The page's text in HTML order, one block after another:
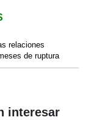
relaciones
de ruptura
interesar